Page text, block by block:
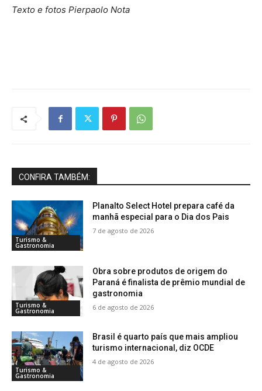
Texto e fotos Pierpaolo Nota
CONFIRA TAMBÉM:
Turismo &
Gastronomia
Planalto Select Hotel prepara café da
manhã especial para o Dia dos Pais
7 de agosto de 2026
Turismo &
Gastronomia
Obra sobre produtos de origem do
Paraná é finalista de prêmio mundial de
gastronomia
6 de agosto de 2026
Turismo &
Gastronomia
Brasil é quarto país que mais ampliou
turismo internacional, diz OCDE
4 de agosto de 2026